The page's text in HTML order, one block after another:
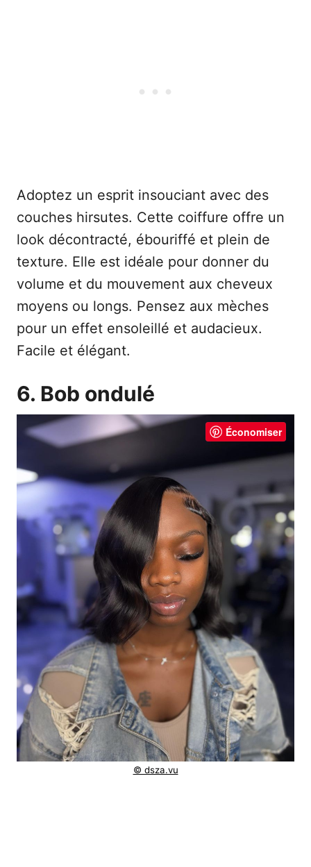
Adoptez un esprit insouciant avec des
couches hirsutes. Cette coiffure offre un
look décontracté, ébouriffé et plein de
texture. Elle est idéale pour donner du
volume et du mouvement aux cheveux
moyens ou longs. Pensez aux mèches
pour un effet ensoleillé et audacieux.
Facile et élégant.
6. Bob ondulé
Économiser
© dsza.vu